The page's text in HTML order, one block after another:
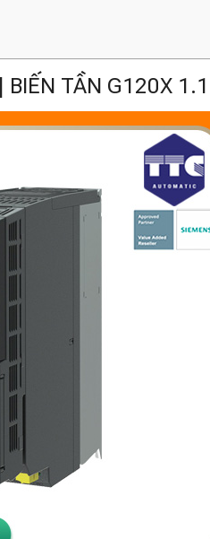
TẦN G120X